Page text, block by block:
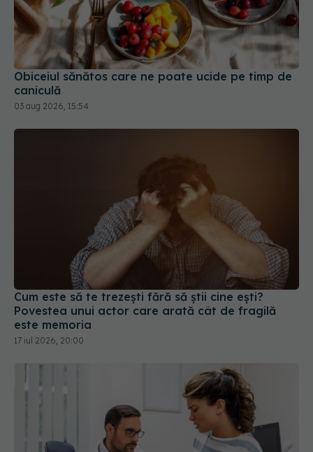
Obiceiul sănătos care ne poate ucide pe timp de
caniculă
03 aug 2026, 15:54
Cum este să te trezești fără să știi cine ești?
Povestea unui actor care arată cât de fragilă
este memoria
17 iul 2026, 20:00